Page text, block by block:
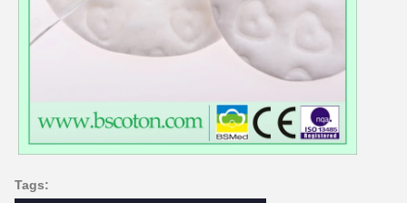
Tags: